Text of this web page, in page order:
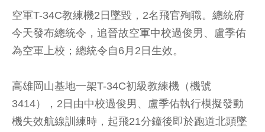
空軍T-34C教練機2日墜毀，2名飛官殉職。總統府
今天發布總統令，追晉故空軍中校過俊男、盧季佑
為空軍上校；總統令自6月2日生效。
高雄岡山基地一架T-34C初級教練機（機號
3414），2日由中校過俊男、盧季佑執行模擬發動
機失效航線訓練時，起飛21分鐘後即於跑道北頭墜